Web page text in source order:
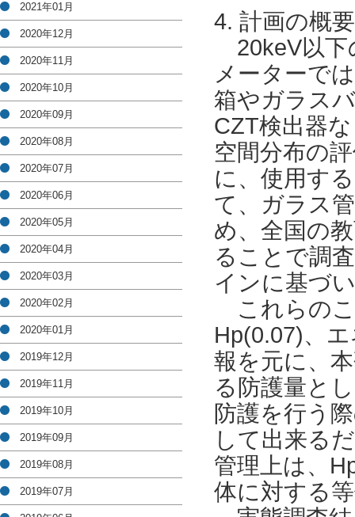
4. 計画の概要
20keV以下
メーターで
箱やガラス
CZT検出器
空間分布の
に、使用す
て、ガラス
め、全国の
ることで調
インに基づ
これらのこ
Hp(0.07)、
報を元に、
る防護量と
防護を行う
して出来る
管理上は、
体に対する
2021年01月
2020年12月
2020年11月
2020年10月
2020年09月
2020年08月
2020年07月
2020年06月
2020年05月
2020年04月
2020年03月
2020年02月
2020年01月
2019年12月
2019年11月
2019年10月
2019年09月
2019年08月
2019年07月